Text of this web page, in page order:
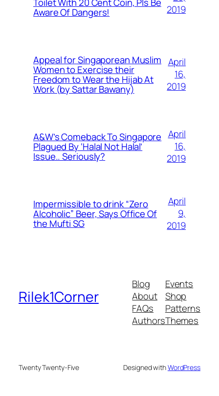
Aware Of Dangers!
2019
Appeal for Singaporean Muslim
Women to Exercise their
Freedom to Wear the Hijab At
Work (by Sattar Bawany)
April
16,
2019
A&W’s Comeback To Singapore
Plagued By ‘Halal Not Halal’
Issue.. Seriously?
April
16,
2019
Impermissible to drink “Zero
Alcoholic” Beer, Says Office Of
the Mufti SG
April
9,
2019
Rilek1Corner
Blog
About
FAQs
Authors
Events
Shop
Patterns
Themes
Twenty Twenty-Five Designed withWordPress